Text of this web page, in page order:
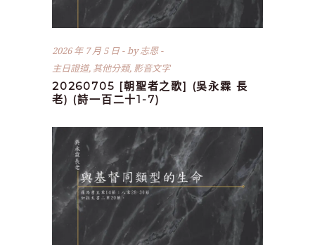
2026 年 7 月 5 日 by志恩
主日證道, 其他分類, 影音文字
20260705 [朝聖者之歌] (吳永霖 長
老) (詩一百二十1-7)